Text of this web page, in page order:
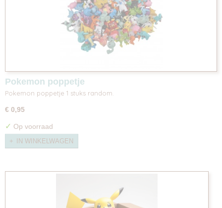
Pokemon poppetje
Pokemon poppetje 1 stuks random.
€ 0,95
✓ Op voorraad
IN WINKELWAGEN